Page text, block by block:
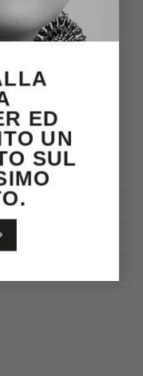
ED
UN
SUL